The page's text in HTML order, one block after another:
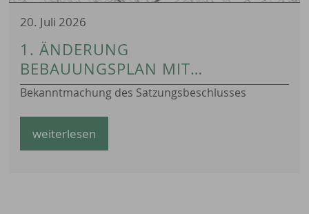
20. Juli 2026
1. ÄNDERUNG
BEBAUUNGSPLAN MIT
GRÜNORDNUNGSPLAN 16/1
ORTSMITTE ZWISCHEN
HAUPTSTRASSE 41A UND B
Bekanntmachung des Satzungsbeschlusses
weiterlesen